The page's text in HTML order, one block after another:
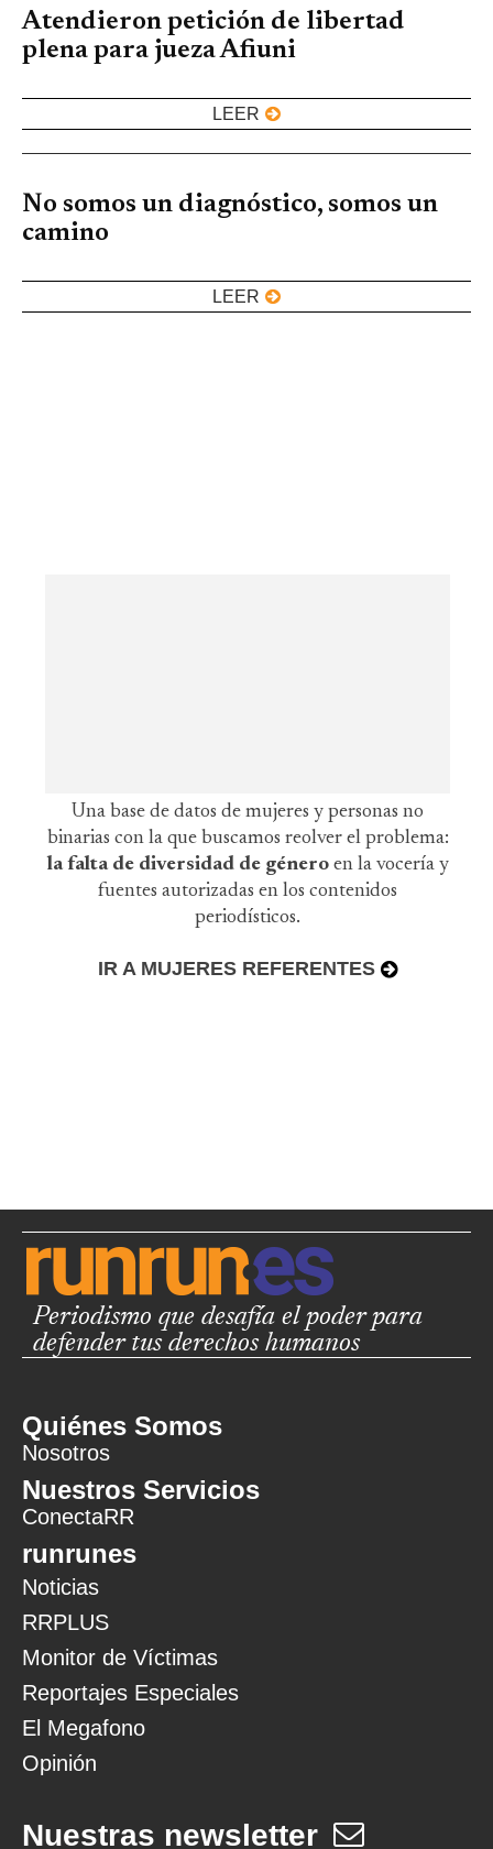
Atendieron petición de libertad
plena para jueza Afiuni
LEER
No somos un diagnóstico, somos un
camino
LEER
Una base de datos de mujeres y personas no
binarias con la que buscamos reolver el problema:
la falta de diversidad de género en la vocería y
fuentes autorizadas en los contenidos
periodísticos.
IR A MUJERES REFERENTES
Periodismo que desafía el poder para
defender tus derechos humanos
Quiénes Somos
Nosotros
Nuestros Servicios
ConectaRR
runrunes
Noticias
RRPLUS
Monitor de Víctimas
Reportajes Especiales
El Megafono
Opinión
Nuestras newsletter